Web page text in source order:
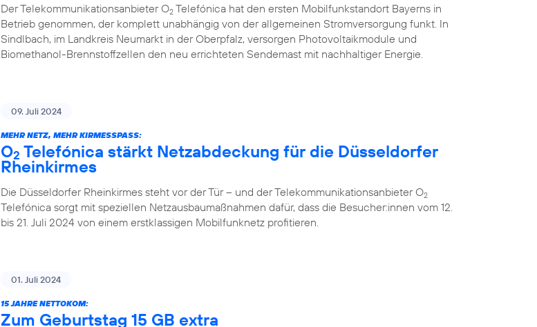
Der Telekommunikationsanbieter O2 Telefónica hat den ersten Mobilfunkstandort Bayerns in
Betrieb genommen, der komplett unabhängig von der allgemeinen Stromversorgung funkt. In
Sindlbach, im Landkreis Neumarkt in der Oberpfalz, versorgen Photovoltaikmodule und
Biomethanol-Brennstoffzellen den neu errichteten Sendemast mit nachhaltiger Energie.
09. Juli 2024
MEHR NETZ, MEHR KIRMESSPASS:
O2 Telefónica stärkt Netzabdeckung für die Düsseldorfer
Rheinkirmes
Die Düsseldorfer Rheinkirmes steht vor der Tür – und der Telekommunikationsanbieter O2
Telefónica sorgt mit speziellen Netzausbaumaßnahmen dafür, dass die Besucher:innen vom 12.
bis 21. Juli 2024 von einem erstklassigen Mobilfunknetz profitieren.
01. Juli 2024
15 JAHRE NETTOKOM:
Zum Geburtstag 15 GB extra